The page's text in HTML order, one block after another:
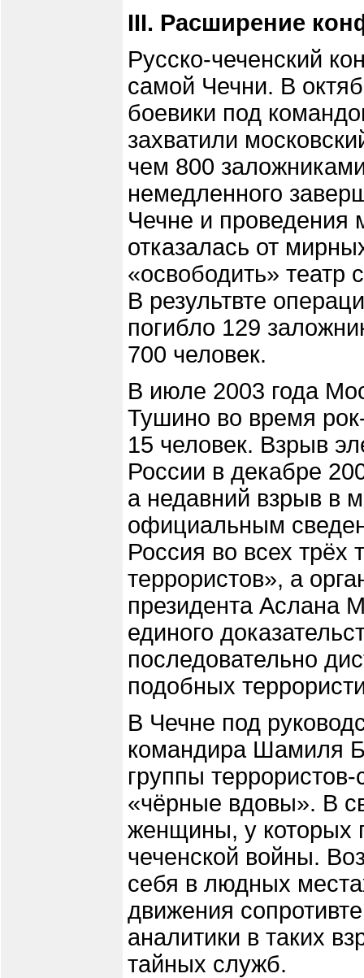
III. Расширение
Русско-чеченский
самой Чечни. В
боевики под
захватили
чем 800
немедленного
Чечне и проведения
отказалась от
«освободить»
В результвте
погибло 129
700 человек.
В июле 2003 года
Тушино во время
15 человек. Взрыв
России в декабре
а недавний взрыв в
официальным
Россия во всех трёх
террористов», а
президента Аслана
единого
последовательно
подобных
В Чечне под
командира Шамиля
группы
«чёрные вдовы». В
женщины, у которых
чеченской войны.
себя в людных
движения
аналитики в таких
тайных служб.